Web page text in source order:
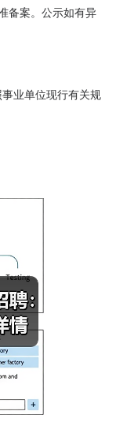
备案。公示如有异
业单位现行有关规